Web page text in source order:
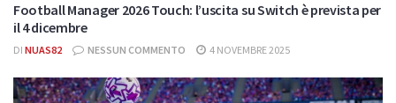
Football Manager 2026 Touch: l’uscita su Switch è prevista per
il 4 dicembre
DI NUAS82 NESSUN COMMENTO 4 NOVEMBRE 2025